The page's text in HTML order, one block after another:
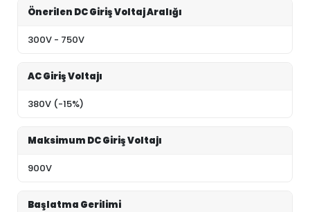
Önerilen DC Giriş Voltaj Aralığı
300V - 750V
AC Giriş Voltajı
380V (-15%)
Maksimum DC Giriş Voltajı
900V
Başlatma Gerilimi